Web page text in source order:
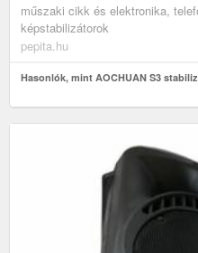
műszaki cikk és elektronika,
képstabilizátorok
pepita.hu
Hasonlók, mint AOCHUAN S3